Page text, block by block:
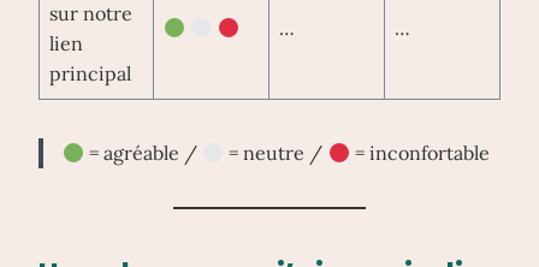
sur notre
lien
principal
… …
= agréable / = neutre / = inconfortable